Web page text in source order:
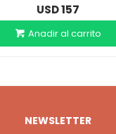
USD157
NEWSLETTER